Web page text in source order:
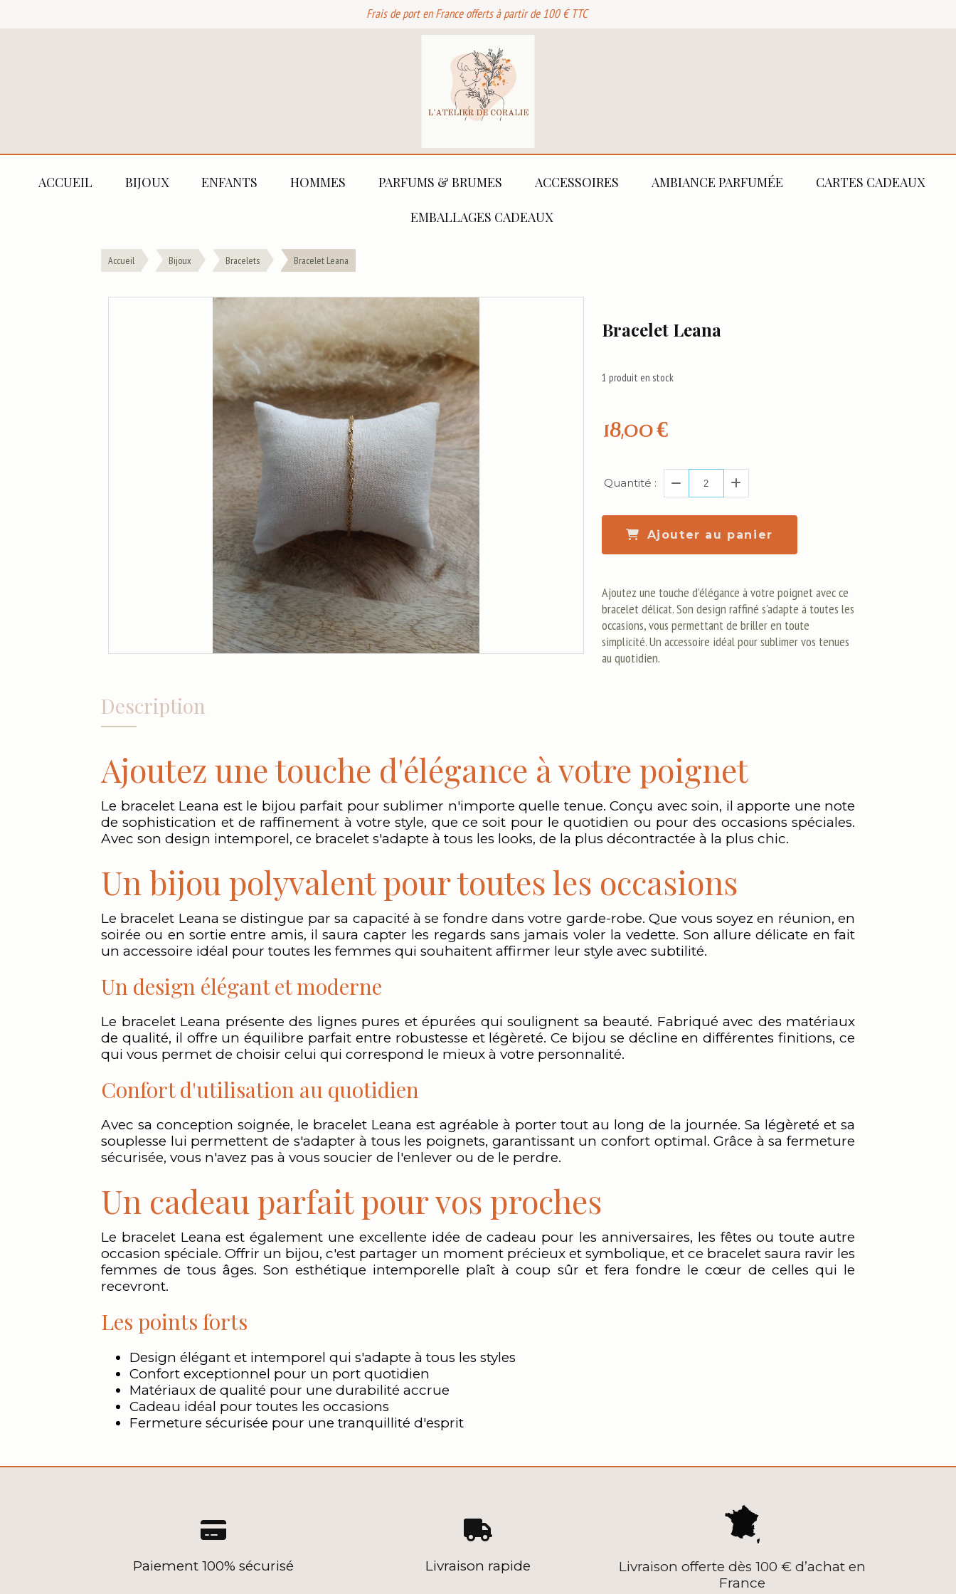
Frais de port en France offerts à partir de 100 € TTC
ACCUEIL BIJOUX ENFANTS HOMMES PARFUMS & BRUMES ACCESSOIRES AMBIANCE PARFUMÉE CARTES CADEAUX
EMBALLAGES CADEAUX
Accueil Bijoux Bracelets Bracelet Leana
Bracelet Leana
18,00€
1 produit en stock
Quantité :
Ajouter au panier
Ajoutez une touche d'élégance à votre poignet avec ce
bracelet délicat. Son design raffiné s'adapte à toutes les
occasions, vous permettant de briller en toute
simplicité. Un accessoire idéal pour sublimer vos tenues
au quotidien.
Description
Ajoutez une touche d'élégance à votre poignet
Le bracelet Leana est le bijou parfait pour sublimer n'importe quelle tenue. Conçu avec soin, il apporte une note
de sophistication et de raffinement à votre style, que ce soit pour le quotidien ou pour des occasions spéciales.
Avec son design intemporel, ce bracelet s'adapte à tous les looks, de la plus décontractée à la plus chic.
Un bijou polyvalent pour toutes les occasions
Le bracelet Leana se distingue par sa capacité à se fondre dans votre garde-robe. Que vous soyez en réunion, en
soirée ou en sortie entre amis, il saura capter les regards sans jamais voler la vedette. Son allure délicate en fait
un accessoire idéal pour toutes les femmes qui souhaitent affirmer leur style avec subtilité.
Un design élégant et moderne
Le bracelet Leana présente des lignes pures et épurées qui soulignent sa beauté. Fabriqué avec des matériaux
de qualité, il offre un équilibre parfait entre robustesse et légèreté. Ce bijou se décline en différentes finitions, ce
qui vous permet de choisir celui qui correspond le mieux à votre personnalité.
Confort d'utilisation au quotidien
Avec sa conception soignée, le bracelet Leana est agréable à porter tout au long de la journée. Sa légèreté et sa
souplesse lui permettent de s'adapter à tous les poignets, garantissant un confort optimal. Grâce à sa fermeture
sécurisée, vous n'avez pas à vous soucier de l'enlever ou de le perdre.
Un cadeau parfait pour vos proches
Le bracelet Leana est également une excellente idée de cadeau pour les anniversaires, les fêtes ou toute autre
occasion spéciale. Offrir un bijou, c'est partager un moment précieux et symbolique, et ce bracelet saura ravir les
femmes de tous âges. Son esthétique intemporelle plaît à coup sûr et fera fondre le cœur de celles qui le
recevront.
Les points forts
Design élégant et intemporel qui s'adapte à tous les styles
Confort exceptionnel pour un port quotidien
Matériaux de qualité pour une durabilité accrue
Cadeau idéal pour toutes les occasions
Fermeture sécurisée pour une tranquillité d'esprit

Paiement 100% sécurisé

Livraison rapide
Livraison offerte dès 100 € d’achat en
France